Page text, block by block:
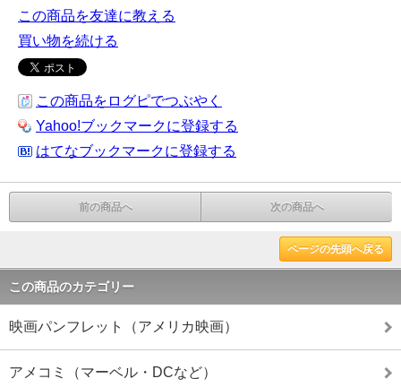
この商品を友達に教える
買い物を続ける
この商品をログピでつぶやく
Yahoo!ブックマークに登録する
はてなブックマークに登録する
前の商品へ 次の商品へ
ページの先頭へ戻る
この商品のカテゴリー
映画パンフレット（アメリカ映画）
アメコミ（マーベル・DCなど）